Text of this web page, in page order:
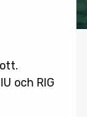
och RIG